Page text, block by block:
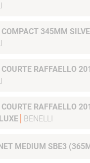
COMPACT 345MM
COURTE RAFFAELLO
COURTE RAFFAELLO
BENELLI
MEDIUM SBE3